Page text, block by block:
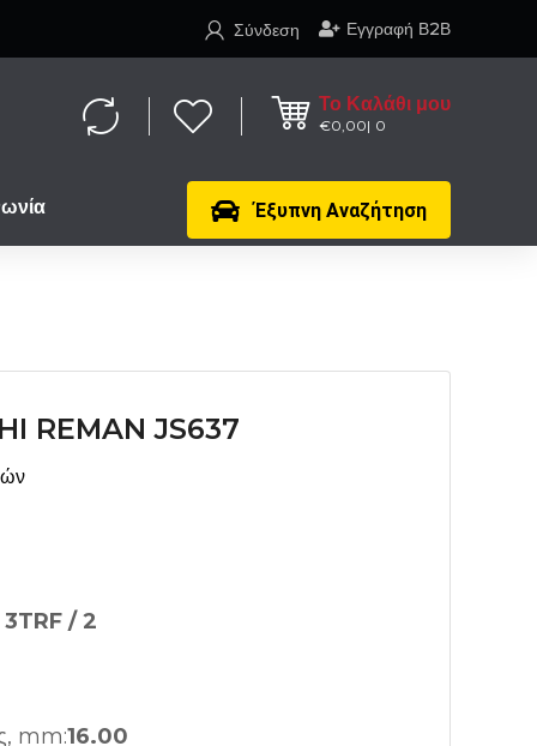
Εγγραφή Β2Β
Σύνδεση
Το Καλάθι μου
€0,00 0
Έξυπνη Αναζήτηση
REMAN JS637
3TRF / 2
mm:16.00